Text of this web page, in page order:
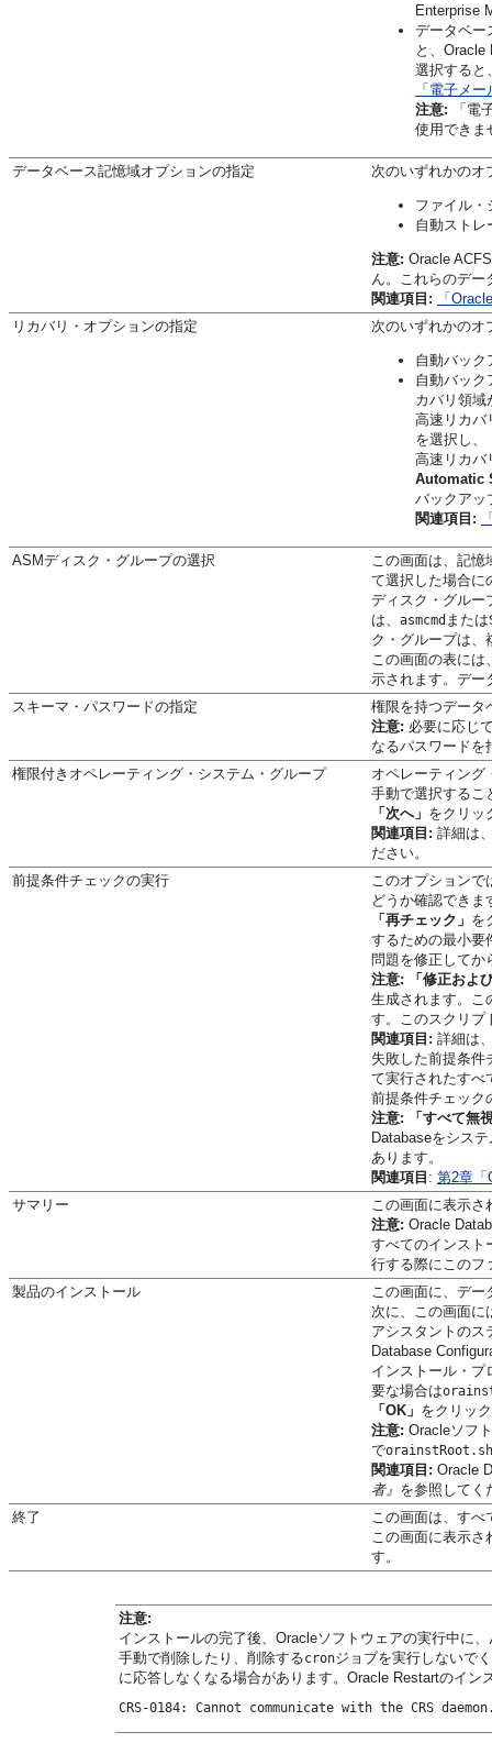
Enterprise
データベー
と、Oracle
選択すると
「電子メ
注意:
「電
使用できま
データベース記憶域オプションの指定 次のいずれかのオ
ファイル・
自動ストレ
注意: Oracle
ん。これらのデ
関連項目:
「
リカバリ・オプションの指定
次のいずれかのオ
自動バック
自動バック
カバリ領域
高速リカバ
を選択し、
高速リカバ
Automatic
バックアッ
関連項目:
ASMディスク・グループの選択
この画面は、記
て選択した場合に
ディスク・グルー
は、 asmcmd または
ク・グループは、
この画面の表に
示されます。デー
スキーマ・パスワードの指定
権限を持つデータ
注意: 必要に応じ
なるパスワードを
権限付きオペレーティング・システム・グループ
オペレーティング
手動で選択するこ
「次へ」 をクリッ
関連項目: 詳細は
ださい。
前提条件チェックの実行
このオプション
どうか確認できま
「再チェック」 を
するための最小要
問題を修正してか
注意:
「修正およ
生成されます。こ
す。このスクリプ
関連項目: 詳細は
失敗した前提条件
て実行されたすべ
前提条件チェック
注意:
「すべて無
Databaseをシス
あります。
関連項目 : 第2章「
サマリー
この画面に表示
注意: Oracle
すべてのインスト
行する際にこのフ
製品のインストール
この画面に、デ
次に、この画面に
アシスタントのス
Database
インストール・プ
要な場合は
「OK」 をクリッ
注意: Oracleソフ
でorainstRoot.sh
関連項目: Oracle
者』 を参照してく
終了
この画面は、す
この画面に表示
す。
注意:
インストールの完了後、Oracleソフトウェアの実行中に、
手動で削除したり、削除するcronジョブを実行しないで
に応答しなくなる場合があります。Oracle Restartのイン